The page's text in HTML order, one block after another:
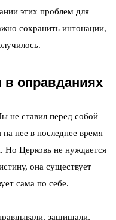
этих проблем для
сохранить интонации,
в оправданиях
не ставил перед собой
нее в последнее время
Но Церковь не нуждается
она существует
сама по себе.
защищали,